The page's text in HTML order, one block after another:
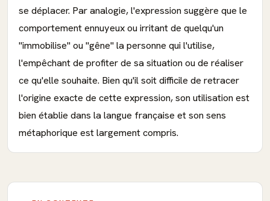
se déplacer. Par analogie, l'expression suggère que le
comportement ennuyeux ou irritant de quelqu'un
"immobilise" ou "gêne" la personne qui l'utilise,
l'empêchant de profiter de sa situation ou de réaliser
ce qu'elle souhaite. Bien qu'il soit difficile de retracer
l'origine exacte de cette expression, son utilisation est
bien établie dans la langue française et son sens
métaphorique est largement compris.